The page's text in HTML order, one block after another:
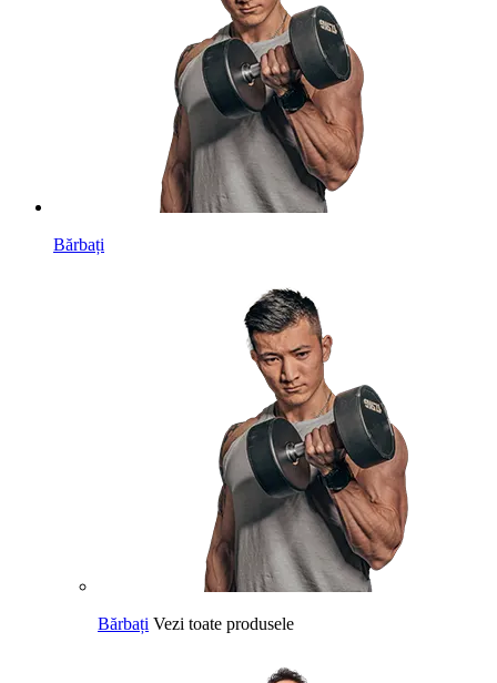
Bărbați
Bărbați Vezi toate produsele